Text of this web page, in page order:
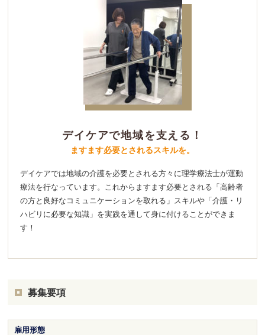
デイケアで地域を支える！
ますます必要とされるスキルを。
デイケアでは地域の介護を必要とされる方々に理学療法士が運動
療法を行なっています。これからますます必要とされる「高齢者
の方と良好なコミュニケーションを取れる」スキルや「介護・リ
ハビリに必要な知識」を実践を通して身に付けることができま
す！
募集要項
雇用形態